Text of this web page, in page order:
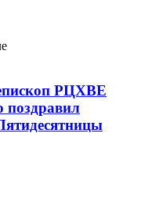
РЦХВЕ
поздравил